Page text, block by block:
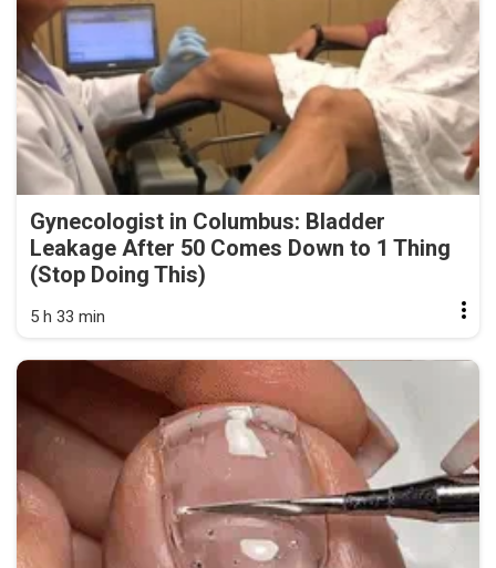
Gynecologist in Columbus: Bladder
Leakage After 50 Comes Down to 1 Thing
(Stop Doing This)
5 h 33 min